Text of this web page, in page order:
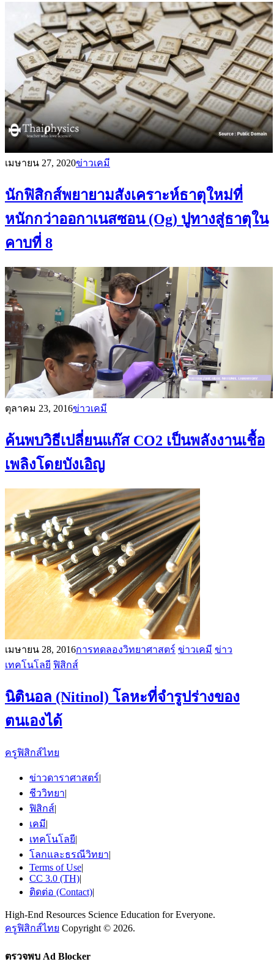
เมษายน 27, 2020ข่าวเคมี
นักฟิสิกส์พยายามสังเคราะห์ธาตุใหม่ที่
หนักกว่าออกาเนสซอน (Og) ปูทางสู่ธาตุใน
คาบที่ 8
ตุลาคม 23, 2016ข่าวเคมี
ค้นพบวิธีเปลี่ยนแก๊ส CO2 เป็นพลังงานเชื้อ
เพลิงโดยบังเอิญ
เมษายน 28, 2016การทดลองวิทยาศาสตร์ ข่าวเคมี ข่าว
เทคโนโลยี ฟิสิกส์
นิตินอล (Nitinol) โลหะที่จำรูปร่างของ
ตนเองได้
ครูฟิสิกส์ไทย
ข่าวดาราศาสตร์|
ชีววิทยา|
ฟิสิกส์|
เคมี|
เทคโนโลยี|
โลกและธรณีวิทยา|
Terms of Use|
CC 3.0 (TH)|
ติดต่อ (Contact)|
High-End Resources Science Education for Everyone.
ครูฟิสิกส์ไทย Copyright © 2026.
ตรวจพบ Ad Blocker